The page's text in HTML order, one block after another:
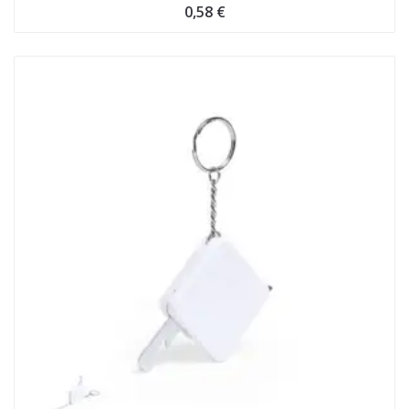
0,58 €